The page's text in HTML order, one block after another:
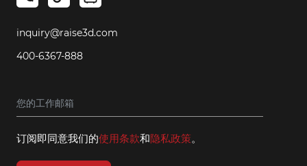
inquiry@raise3d.com
400-6367-888
订阅即同意我们的使用条款和隐私政策。